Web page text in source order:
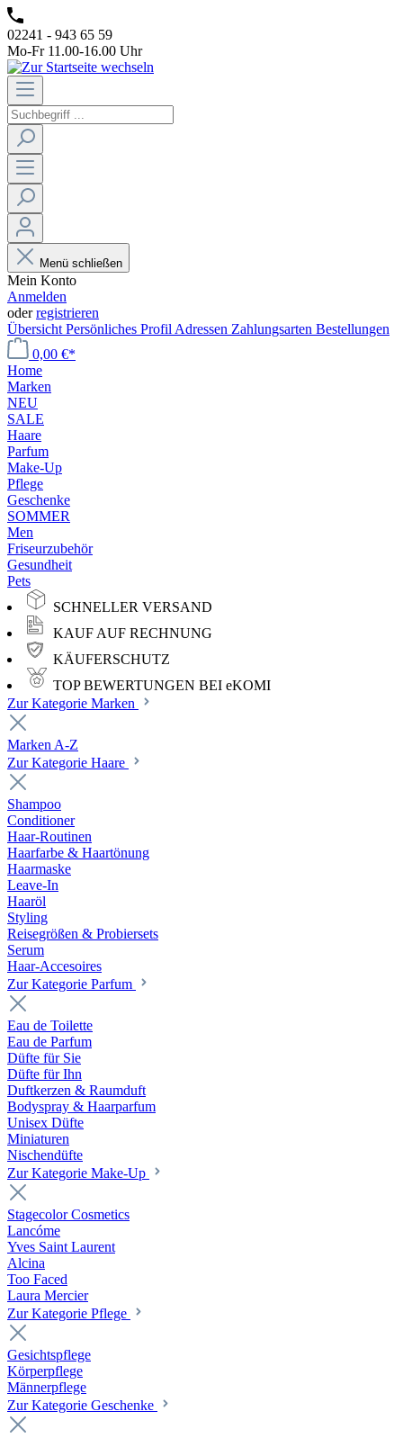
02241 - 943 65 59
Mo-Fr 11.00-16.00 Uhr
Menü schließen
Mein Konto
Anmelden
oderregistrieren
Übersicht Persönliches Profil Adressen Zahlungsarten Bestellungen
0,00 €*
Home
Marken
NEU
SALE
Haare
Parfum
Make-Up
Pflege
Geschenke
SOMMER
Men
Friseurzubehör
Gesundheit
Pets
SCHNELLER VERSAND
KAUF AUF RECHNUNG
KÄUFERSCHUTZ
TOP BEWERTUNGEN BEI eKOMI
Zur Kategorie Marken
Marken A-Z
Zur Kategorie Haare
Shampoo
Conditioner
Haar-Routinen
Haarfarbe & Haartönung
Haarmaske
Leave-In
Haaröl
Styling
Reisegrößen & Probiersets
Serum
Haar-Accesoires
Zur Kategorie Parfum
Eau de Toilette
Eau de Parfum
Düfte für Sie
Düfte für Ihn
Duftkerzen & Raumduft
Bodyspray & Haarparfum
Unisex Düfte
Miniaturen
Nischendüfte
Zur Kategorie Make-Up
Stagecolor Cosmetics
Lancóme
Yves Saint Laurent
Alcina
Too Faced
Laura Mercier
Zur Kategorie Pflege
Gesichtspflege
Körperpflege
Männerpflege
Zur Kategorie Geschenke